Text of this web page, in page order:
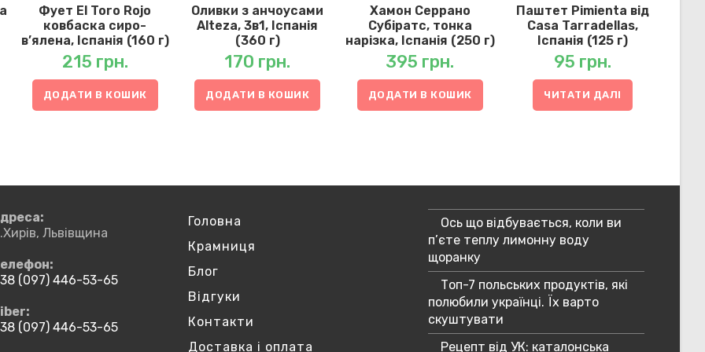
Фует El Toro Rojo
ковбаска сиро-
в’ялена, Іспанія (160 г)
215 грн.
ДОДАТИ В КОШИК
Оливки з анчоусами
Alteza, 3в1, Іспанія
(360 г)
170 грн.
ДОДАТИ В КОШИК
Хамон Серрано
Субіратс, тонка
нарізка, Іспанія (250 г)
395 грн.
ДОДАТИ В КОШИК
Паштет Pimienta від
Casa Tarradellas,
Іспанія (125 г)
95 грн.
ЧИТАТИ ДАЛІ
Львівщина
(097) 446-53-65
(097) 446-53-65
Головна
Крамниця
Блог
Відгуки
Контакти
Доставка і оплата
Ось що відбувається, коли ви
п’єте теплу лимонну воду
щоранку
Топ-7 польських продуктів, які
полюбили українці. Їх варто
скуштувати
Рецепт від УК: каталонська